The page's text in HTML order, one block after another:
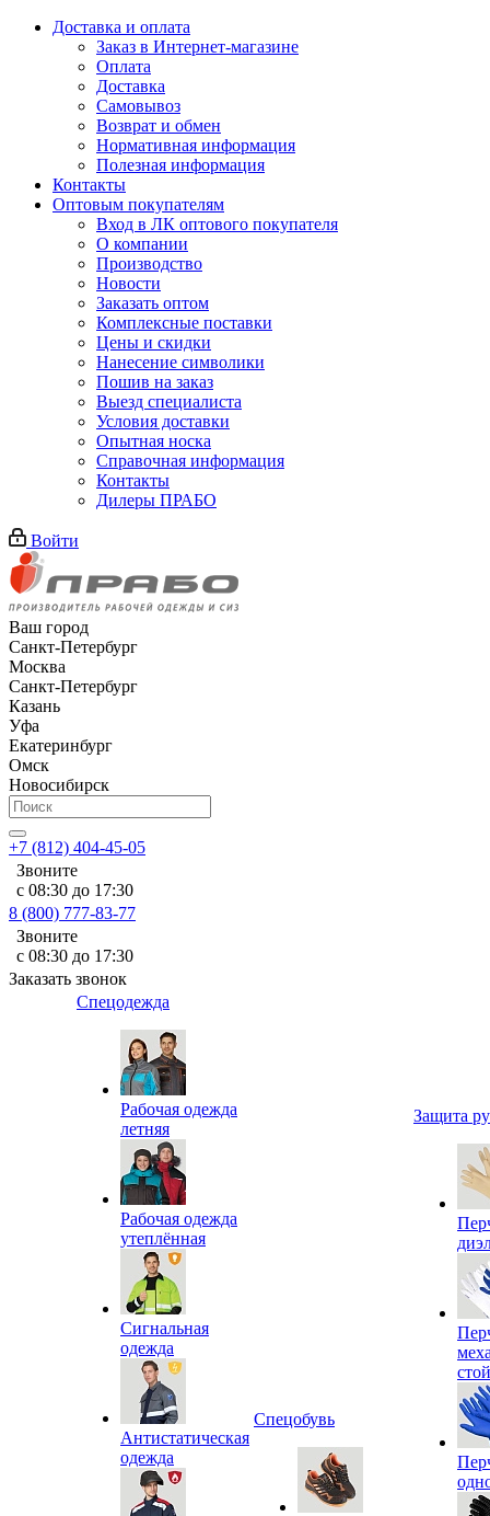
Доставка и оплата
Заказ в Интернет-магазине
Оплата
Доставка
Самовывоз
Возврат и обмен
Нормативная информация
Полезная информация
Контакты
Оптовым покупателям
Вход в ЛК оптового покупателя
О компании
Производство
Новости
Заказать оптом
Комплексные поставки
Цены и скидки
Нанесение символики
Пошив на заказ
Выезд специалиста
Условия доставки
Опытная носка
Справочная информация
Контакты
Дилеры ПРАБО
Войти
Ваш город
Санкт-Петербург
Москва
Санкт-Петербург
Казань
Уфа
Екатеринбург
Омск
Новосибирск
+7 (812) 404-45-05
Звоните
с 08:30 до 17:30
8 (800) 777-83-77
Звоните
с 08:30 до 17:30
Заказать звонок
Спецодежда
Рабочая одежда
летняя
Рабочая одежда
утеплённая
Сигнальная
одежда
Антистатическая
одежда
Спецобувь
Защита